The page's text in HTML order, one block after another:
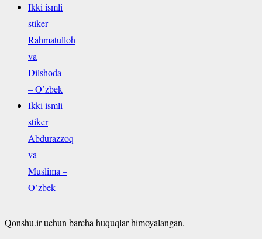
Ikki ismli
stiker
Rahmatulloh
va
Dilshoda
– O’zbek
Ikki ismli
stiker
Abdurazzoq
va
Muslima –
O’zbek
Qonshu.ir uchun barcha huquqlar himoyalangan.